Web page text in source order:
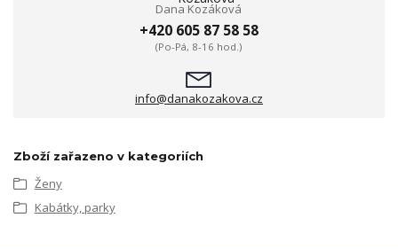
Dana Kozáková
+420 605 87 58 58
(Po-Pá, 8-16 hod.)
info@danakozakova.cz
Zboží zařazeno v kategoriích
Ženy
Kabátky, parky